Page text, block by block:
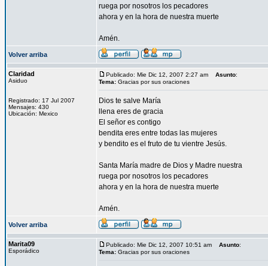
ruega por nosotros los pecadores
ahora y en la hora de nuestra muerte
Amén.
Volver arriba
Claridad
Asiduo
Registrado: 17 Jul 2007
Mensajes: 430
Ubicación: Mexico
Publicado: Mie Dic 12, 2007 2:27 am Asunto:
Tema: Gracias por sus oraciones
Dios te salve María
llena eres de gracia
El señor es contigo
bendita eres entre todas las mujeres
y bendito es el fruto de tu vientre Jesús.
Santa María madre de Dios y Madre nuestra
ruega por nosotros los pecadores
ahora y en la hora de nuestra muerte
Amén.
Volver arriba
Marita09
Esporádico
Publicado: Mie Dic 12, 2007 10:51 am Asunto:
Tema: Gracias por sus oraciones